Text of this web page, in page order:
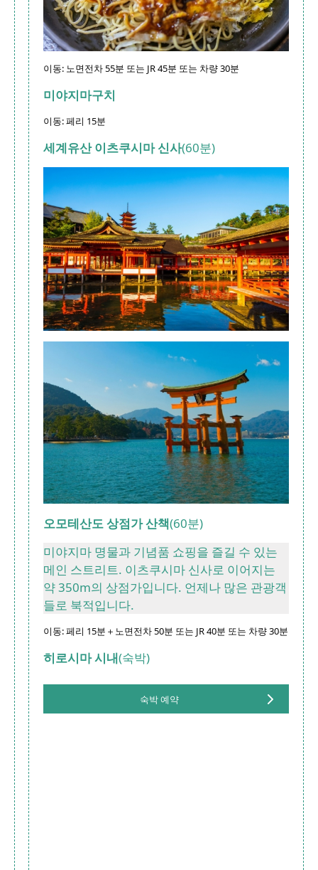
이동: 노면전차 55분 또는 JR 45분 또는 차량 30분
미야지마구치
이동: 페리 15분
세계유산 이츠쿠시마 신사(60분)
오모테산도 상점가 산책(60분)
미야지마 명물과 기념품 쇼핑을 즐길 수 있는
메인 스트리트. 이츠쿠시마 신사로 이어지는
약 350m의 상점가입니다. 언제나 많은 관광객
들로 북적입니다.
이동: 페리 15분＋노면전차 50분 또는 JR 40분 또는 차량 30분
히로시마 시내(숙박)
숙박 예약